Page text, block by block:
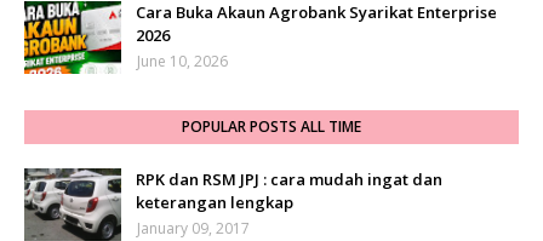
Cara Buka Akaun Agrobank Syarikat Enterprise
2026
June 10, 2026
POPULAR POSTS ALL TIME
RPK dan RSM JPJ : cara mudah ingat dan
keterangan lengkap
January 09, 2017